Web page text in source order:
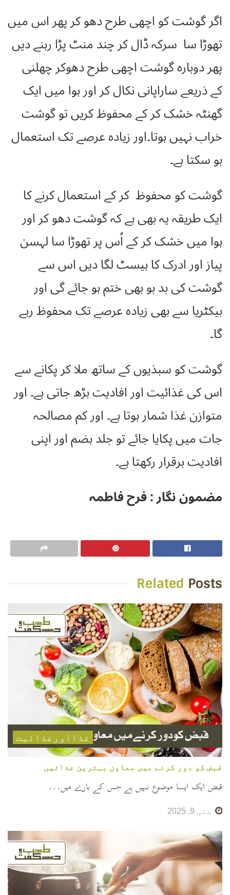
اگر گوشت کو اچھی طرح دھو کر پھر اس میں
تھوڑا سا سرکہ ڈال کر چند منٹ پڑا رہنے دیں
پھر دوبارہ گوشت اچھی طرح دھوکر چھلنی
کے ذریعے ساراپانی نکال کر اور ہوا میں ایک
گھنٹہ خشک کر کے محفوظ کریں تو گوشت
خراب نہیں ہوتا۔اور زیادہ عرصے تک استعمال
ہو سکتا ہے۔
گوشت کو محفوظ کر کے استعمال کرنے کا
ایک طریقہ یہ بھی ہے کہ گوشت دھو کر اور
ہوا میں خشک کر کے اُس پر تھوڑا سا لہسن
پیاز اور ادرک کا ہیسٹ لگا دیں اس سے
گوشت کی بد بو بھی ختم ہو جائے گی اور
بیکٹریا سے بھی زیادہ عرصے تک محفوظ رہے
گا۔
گوشت کو سبذیوں کے ساتھ ملا کر پکانے سے
اس کی غذائیت اور افادیت بڑھ جاتی ہے۔ اور
متوازن غذا شمار ہوتا ہے۔ اور کم مصالحہ
جات میں پکایا جائے تو جلد ہضم اور اپنی
افادیت برقرار رکھتا ہے۔
مضمون نگار : فرح فاطمہ
Related Posts
غذااورغذائیت
قبض کو دور کرنے میں معاون بہترین غذائیں
قبض ایک ایسا موضوع نہیں ہے جس کے بارے میں...
مئی 9, 2025